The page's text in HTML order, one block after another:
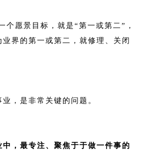
个愿景目标，就是“第一或第二”，
界的第一或第二，就修理、关闭
，是非常关键的问题。
，最专注、聚焦于于做一件事的